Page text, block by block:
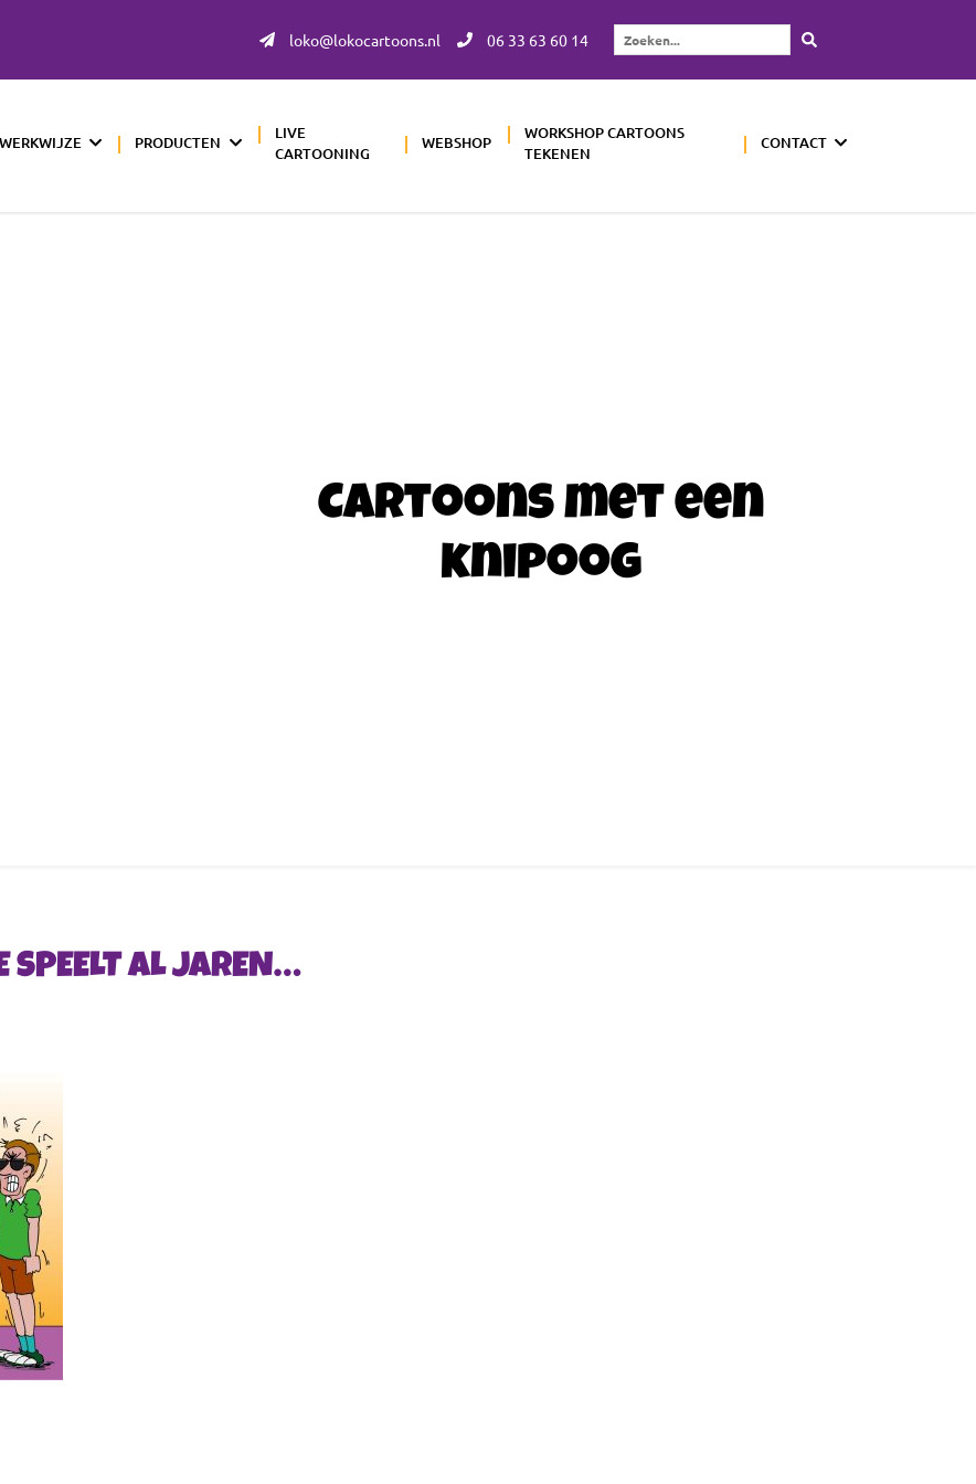
loko@lokocartoons.nl 06 33 63 60 14
Zoeken...
WERKWIJZE PRODUCTEN
LIVE
CARTOONING
WEBSHOP
WORKSHOP CARTOONS
TEKENEN
CONTACT
Cartoons met een
knipoog
SPEELT AL JAREN…